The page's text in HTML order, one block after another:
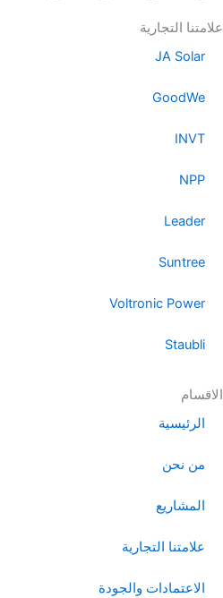
t
r
علامتنا التجارية
JA Solar
GoodWe
INVT
NPP
Leader
Suntree
Voltronic Power
Staubli
الاقسام
الرئيسية
من نحن
المشاريع
علامتنا التجارية
الاعتمادات والجودة